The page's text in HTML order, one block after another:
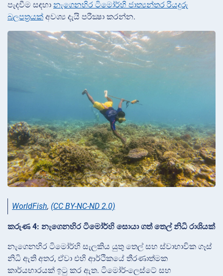
පැදවීම සඳහා නැගෙනහිර ටිමෝර්හි ජාත්‍යන්තර රියදුරු
බලපත්‍රයක් අවශ්‍ය දැයි පරීක්‍ෂා කරන්න.
WorldFish, (CC BY-NC-ND 2.0)
කරුණ 4: නැගෙනහිර ටිමෝර්හි සොයා ගත් තෙල් නිධි රාශියක්
නැගෙනහිර ටිමෝර්හි සැලකිය යුතු තෙල් සහ ස්වාභාවික ගෑස්
නිධි ඇති අතර, ඒවා එහි ආර්ථිකයේ තීරණාත්මක
කාර්යභාරයක් ඉටු කර ඇත. ටිමෝර්-ලෙස්ටේ සහ